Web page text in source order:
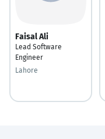
Faisal Ali
Lead Software
Engineer
Lahore